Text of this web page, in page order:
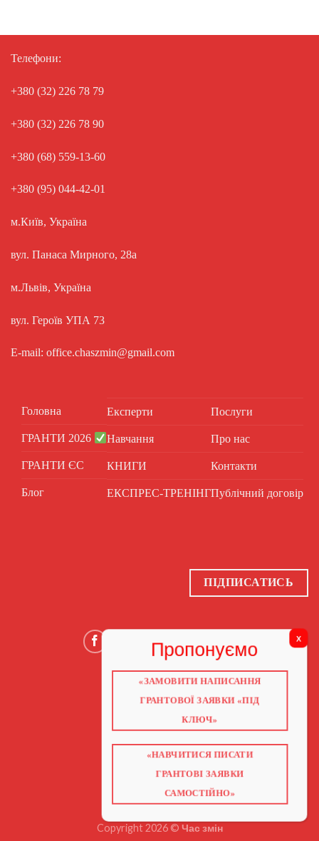
Телефони:
+380 (32) 226 78 79
+380 (32) 226 78 90
+380 (68) 559-13-60
+380 (95) 044-42-01
м.Київ, Україна
вул. Панаса Мирного, 28а
м.Львів, Україна
вул. Героїв УПА 73
E-mail: office.chaszmin@gmail.com
Головна
ГРАНТИ 2026
ГРАНТИ ЄС
Блог
Експерти
Навчання
КНИГИ
ЕКСПРЕС-ТРЕНІНГ
Послуги
Про нас
Контакти
Публічний договір
ПІДПИСАТИСЬ
ПРО НАС
ГРАНТИ ЄС
БЛОГ
НАВЧАННЯ
КНИГИ
КОНТАКТИ
Copyright 2026 © Час змін
«ЗАМОВИТИ НАПИСАННЯ
ГРАНТОВОЇ ЗАЯВКИ «ПІД
КЛЮЧ»
«НАВЧИТИСЯ ПИСАТИ
ГРАНТОВІ ЗАЯВКИ
САМОСТІЙНО»